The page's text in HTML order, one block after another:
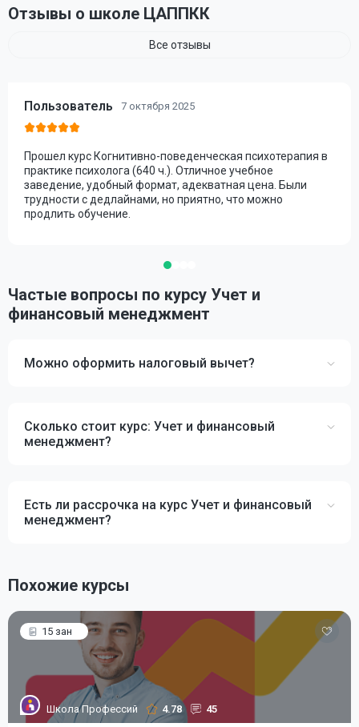
Отзывы о школе ЦАППКК
Все отзывы
Пользователь 7 октября 2025
Прошел курс Когнитивно-поведенческая психотерапия в
практике психолога (640 ч.). Отличное учебное
заведение, удобный формат, адекватная цена. Были
трудности с дедлайнами, но приятно, что можно
продлить обучение.
Частые вопросы по курсу Учет и
финансовый менеджмент
Можно оформить налоговый вычет?
Сколько стоит курс: Учет и финансовый
менеджмент?
Есть ли рассрочка на курс Учет и финансовый
менеджмент?
Похожие курсы
15 зан
Школа Профессий 4.78 45